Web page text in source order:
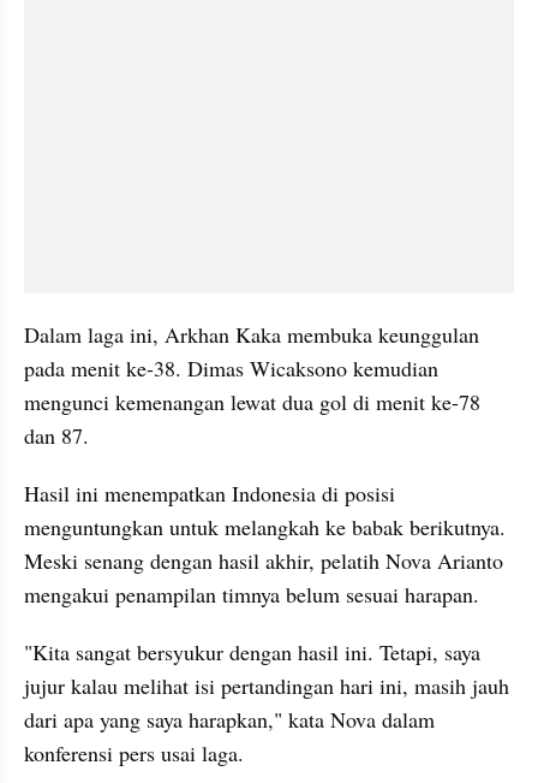
Dalam laga ini, Arkhan Kaka membuka keunggulan
pada menit ke-38. Dimas Wicaksono kemudian
mengunci kemenangan lewat dua gol di menit ke-78
dan 87.
Hasil ini menempatkan Indonesia di posisi
menguntungkan untuk melangkah ke babak berikutnya.
Meski senang dengan hasil akhir, pelatih Nova Arianto
mengakui penampilan timnya belum sesuai harapan.
"Kita sangat bersyukur dengan hasil ini. Tetapi, saya
jujur kalau melihat isi pertandingan hari ini, masih jauh
dari apa yang saya harapkan," kata Nova dalam
konferensi pers usai laga.